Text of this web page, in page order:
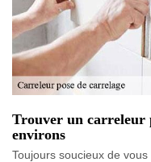
Trouver un carreleur
environs
Toujours soucieux de